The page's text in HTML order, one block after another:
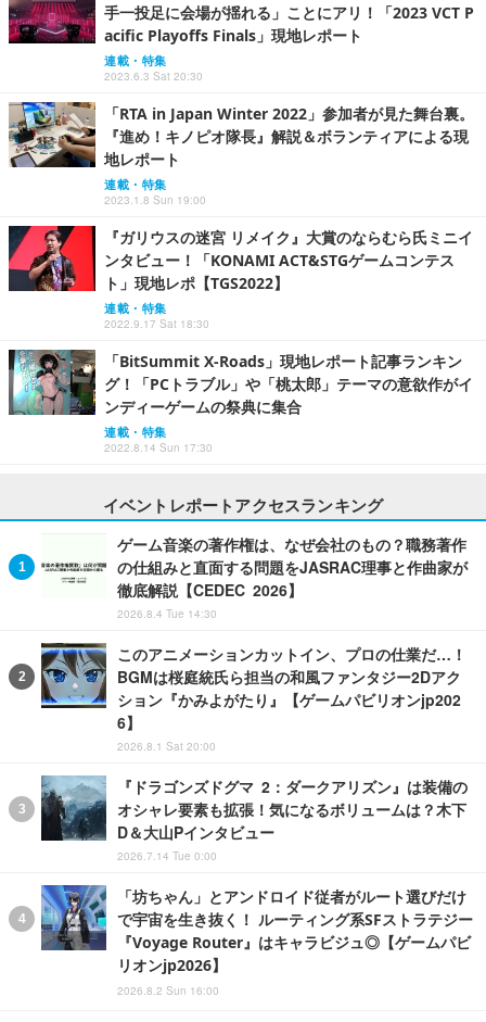
手一投足に会場が揺れる」ことにアリ！「2023 VCT P
acific Playoffs Finals」現地レポート
連載・特集
2023.6.3 Sat 20:30
「RTA in Japan Winter 2022」参加者が見た舞台裏。
『進め！キノピオ隊長』解説＆ボランティアによる現
地レポート
連載・特集
2023.1.8 Sun 19:00
『ガリウスの迷宮 リメイク』大賞のならむら氏ミニイ
ンタビュー！「KONAMI ACT&STGゲームコンテス
ト」現地レポ【TGS2022】
連載・特集
2022.9.17 Sat 18:30
「BitSummit X-Roads」現地レポート記事ランキン
グ！「PCトラブル」や「桃太郎」テーマの意欲作がイ
ンディーゲームの祭典に集合
連載・特集
2022.8.14 Sun 17:30
イベントレポートアクセスランキング
ゲーム音楽の著作権は、なぜ会社のもの？職務著作
の仕組みと直面する問題をJASRAC理事と作曲家が
徹底解説【CEDEC 2026】
2026.8.4 Tue 14:30
このアニメーションカットイン、プロの仕業だ…！
BGMは桜庭統氏ら担当の和風ファンタジー2Dアク
ション『かみよがたり』【ゲームパビリオンjp202
6】
2026.8.1 Sat 20:00
『ドラゴンズドグマ 2：ダークアリズン』は装備の
オシャレ要素も拡張！気になるボリュームは？木下
D＆大山Pインタビュー
2026.7.14 Tue 0:00
「坊ちゃん」とアンドロイド従者がルート選びだけ
で宇宙を生き抜く！ ルーティング系SFストラテジー
『Voyage Router』はキャラビジュ◎【ゲームパビ
リオンjp2026】
2026.8.2 Sun 16:00